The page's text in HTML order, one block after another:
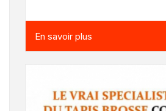
En savoir plus